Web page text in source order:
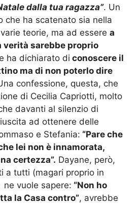
dalla tua ragazza”. Un
che ha scatenato sia nella
teorie, ma ad essere a
verità sarebbe proprio
ha dichiarato di conoscere il
ma di non poterlo dire
confessione, questa, che
di Cecilia Capriotti, molto
davanti al silenzio di
ad ottenere delle
e Stefania: “Pare che
lei non è innamorata,
certezza”. Dayane, però,
a tutti (magari proprio in
vuole sapere: “Non ho
la Casa contro”, avrebbe